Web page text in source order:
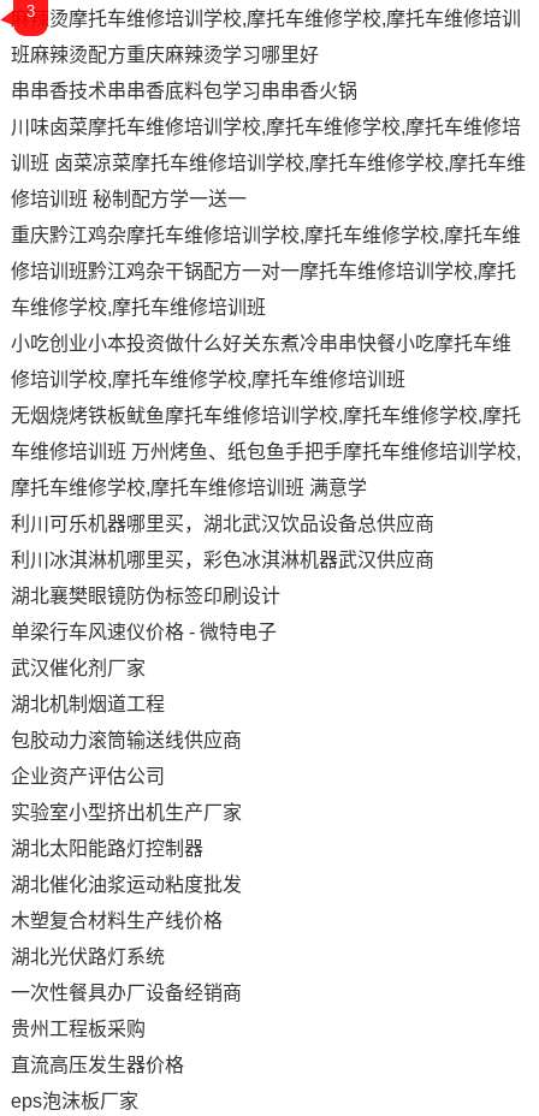
麻辣烫摩托车维修培训学校,摩托车维修学校,摩托车维修培训
班麻辣烫配方重庆麻辣烫学习哪里好
串串香技术串串香底料包学习串串香火锅
川味卤菜摩托车维修培训学校,摩托车维修学校,摩托车维修培
训班 卤菜凉菜摩托车维修培训学校,摩托车维修学校,摩托车维
修培训班 秘制配方学一送一
重庆黔江鸡杂摩托车维修培训学校,摩托车维修学校,摩托车维
修培训班黔江鸡杂干锅配方一对一摩托车维修培训学校,摩托
车维修学校,摩托车维修培训班
小吃创业小本投资做什么好关东煮冷串串快餐小吃摩托车维
修培训学校,摩托车维修学校,摩托车维修培训班
无烟烧烤铁板鱿鱼摩托车维修培训学校,摩托车维修学校,摩托
车维修培训班 万州烤鱼、纸包鱼手把手摩托车维修培训学校,
摩托车维修学校,摩托车维修培训班 满意学
利川可乐机器哪里买，湖北武汉饮品设备总供应商
利川冰淇淋机哪里买，彩色冰淇淋机器武汉供应商
湖北襄樊眼镜防伪标签印刷设计
单梁行车风速仪价格 - 微特电子
武汉催化剂厂家
湖北机制烟道工程
包胶动力滚筒输送线供应商
企业资产评估公司
实验室小型挤出机生产厂家
湖北太阳能路灯控制器
湖北催化油浆运动粘度批发
木塑复合材料生产线价格
湖北光伏路灯系统
一次性餐具办厂设备经销商
贵州工程板采购
直流高压发生器价格
eps泡沫板厂家
3